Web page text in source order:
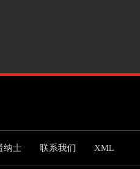
纳士 联系我们 XML